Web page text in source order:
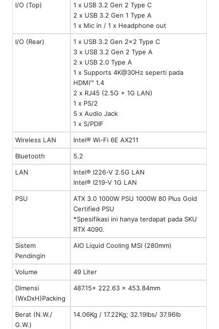
I/O (Top)
1 x USB 3.2 Gen 2 Type C
2 x USB 3.2 Gen 1 Type A
1 x Mic in / 1 x Headphone out
I/O (Rear)
1 x USB 3.2 Gen 2x2 Type C
3 x USB 3.2 Gen 2 Type A
2 x USB 2.0 Type A
1 x Supports 4K@30Hz seperti pada
HDMI™ 1.4
2 x RJ45 (2.5G + 1G LAN)
1 x PS/2
5 x Audio Jack
1 x S/PDIF
Wireless LAN Intel® Wi-Fi 6E AX211
Bluetooth 5.2
LAN
Intel® I226-V 2.5G LAN
Intel® I219-V 1G LAN
PSU
ATX 3.0 1000W PSU 1000W 80 Plus Gold
Certified PSU
*Spesifikasi ini hanya terdapat pada SKU
RTX 4090.
Sistem
Pendingin
AIO Liquid Cooling MSI (280mm)
Volume 49 Liter
Dimensi
(WxDxH)Packing
487.15x 222.63 x 453.84mm
Berat (N.W./
G.W.)
14.06Kg / 17.22Kg; 32.19Ibs/ 37.96lb